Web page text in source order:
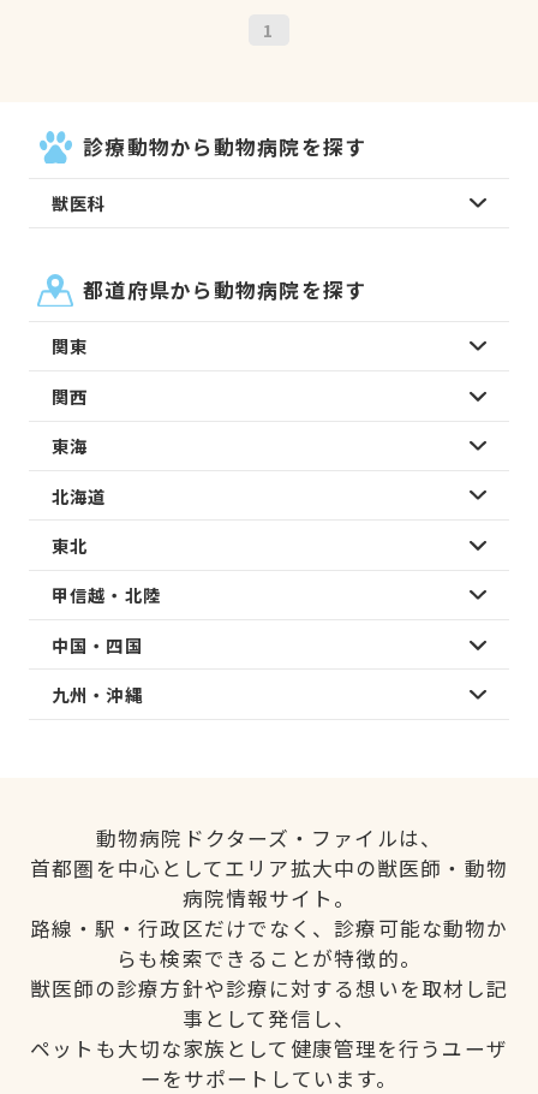
1
診療動物から動物病院を探す
獣医科
都道府県から動物病院を探す
関東
関西
東海
北海道
東北
甲信越・北陸
中国・四国
九州・沖縄
動物病院ドクターズ・ファイルは、
首都圏を中心としてエリア拡大中の獣医師・動物
病院情報サイト。
路線・駅・行政区だけでなく、診療可能な動物か
らも検索できることが特徴的。
獣医師の診療方針や診療に対する想いを取材し記
事として発信し、
ペットも大切な家族として健康管理を行うユーザ
ーをサポートしています。